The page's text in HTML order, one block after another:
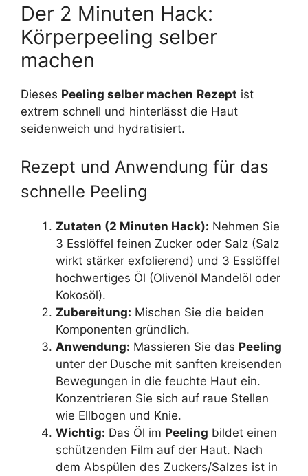
Der 2 Minuten Hack:
Körperpeeling selber
machen
Dieses Peeling selber machen Rezept ist
extrem schnell und hinterlässt die Haut
seidenweich und hydratisiert.
Rezept und Anwendung für das
schnelle Peeling
Zutaten (2 Minuten Hack): Nehmen Sie
3 Esslöffel feinen Zucker oder Salz (Salz
wirkt stärker exfolierend) und 3 Esslöffel
hochwertiges Öl (Olivenöl Mandelöl oder
Kokosöl).
Zubereitung: Mischen Sie die beiden
Komponenten gründlich.
Anwendung: Massieren Sie das Peeling
unter der Dusche mit sanften kreisenden
Bewegungen in die feuchte Haut ein.
Konzentrieren Sie sich auf raue Stellen
wie Ellbogen und Knie.
Wichtig: Das Öl im Peeling bildet einen
schützenden Film auf der Haut. Nach
dem Abspülen des Zuckers/Salzes ist in